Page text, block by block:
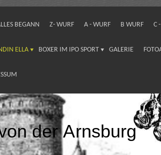
BEGANN Z- WURF A - WURF B WURF C
ELLA BOXER IM IPO SPORT GALERIE
der Arnsburg